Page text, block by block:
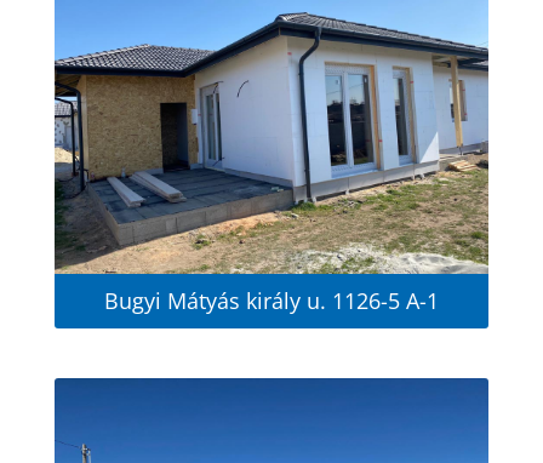
Bugyi Mátyás király u. 1126-5 A-1